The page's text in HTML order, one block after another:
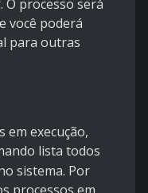
processo será
você poderá
para outras
em execução,
lista todos
sistema. Por